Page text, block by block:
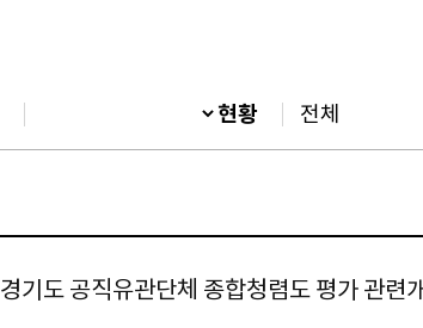
현황
경기도 공직유관단체 종합청렴도 평가 관련